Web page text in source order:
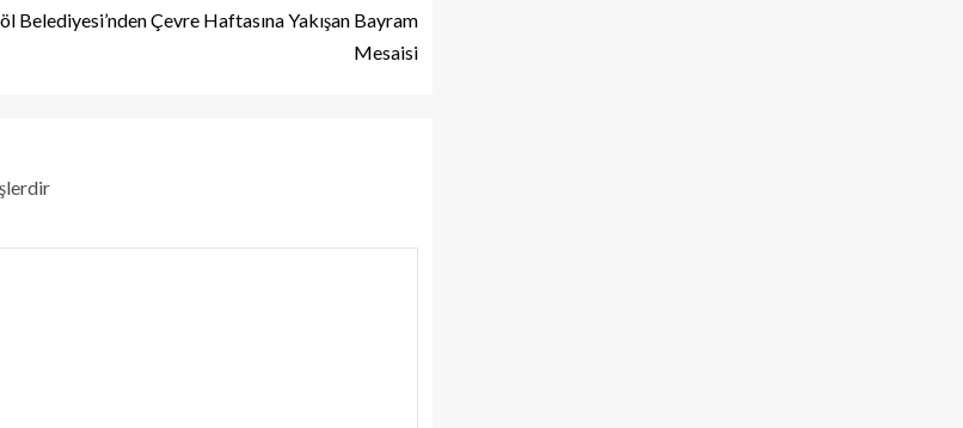
Belediyesi’nden Çevre Haftasına Yakışan Bayram
Mesaisi